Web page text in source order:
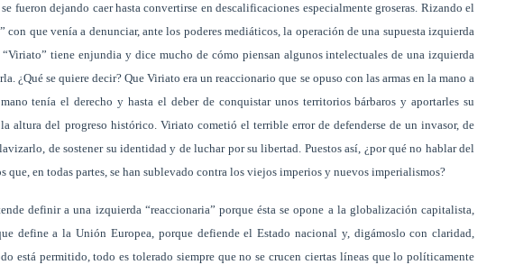
fueron dejando caer hasta convertirse en descalificaciones especialmente groseras. Rizando el
que venía a denunciar, ante los poderes mediáticos, la operación de una supuesta izquierda
tiene enjundia y dice mucho de cómo piensan algunos intelectuales de una izquierda
¿Qué se quiere decir? Que Viriato era un reaccionario que se opuso con las armas en la mano a
tenía el derecho y hasta el deber de conquistar unos territorios bárbaros y aportarles su
altura del progreso histórico. Viriato cometió el terrible error de defenderse de un invasor, de
de sostener su identidad y de luchar por su libertad. Puestos así, ¿por qué no hablar del
que, en todas partes, se han sublevado contra los viejos imperios y nuevos imperialismos?
definir a una izquierda “reaccionaria” porque ésta se opone a la globalización capitalista,
define a la Unión Europea, porque defiende el Estado nacional y, digámoslo con claridad,
está permitido, todo es tolerado siempre que no se crucen ciertas líneas que lo políticamente